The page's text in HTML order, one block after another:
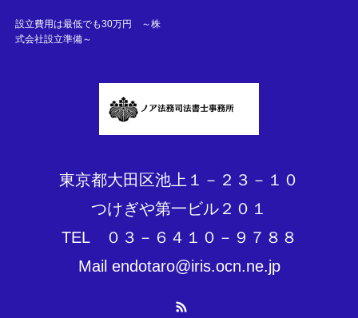
設立費用は最低でも30万円 ～株
式会社設立準備～
東京都大田区池上１－２３－１０
つけぎや第一ビル２０１
TEL ０３－６４１０－９７８８
Mail endotaro@iris.ocn.ne.jp